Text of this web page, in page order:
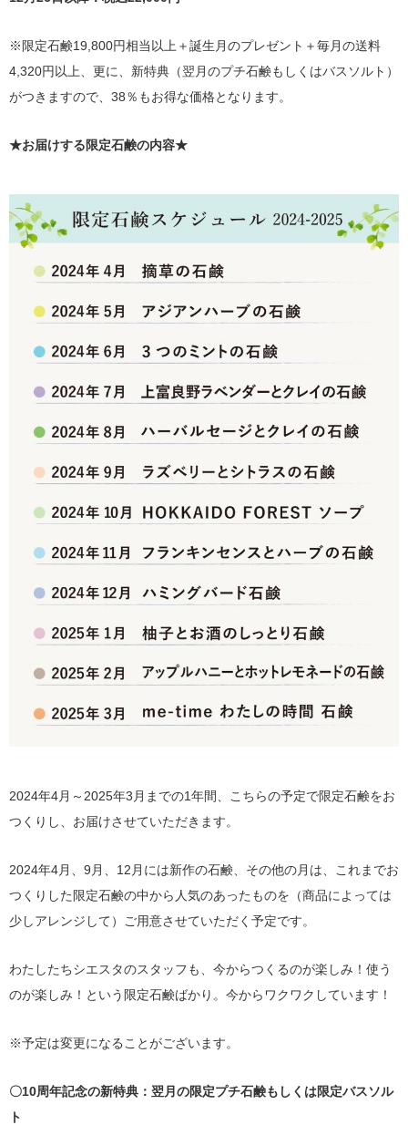
※限定石鹸19,800円相当以上＋誕生月のプレゼント＋毎月の送料
4,320円以上、更に、新特典（翌月のプチ石鹸もしくはバスソルト）
がつきますので、38％もお得な価格となります。
★お届けする限定石鹸の内容★
2024年4月～2025年3月までの1年間、こちらの予定で限定石鹸をお
つくりし、お届けさせていただきます。
2024年4月、9月、12月には新作の石鹸、その他の月は、これまでお
つくりした限定石鹸の中から人気のあったものを（商品によっては
少しアレンジして）ご用意させていただく予定です。
わたしたちシエスタのスタッフも、今からつくるのが楽しみ！使う
のが楽しみ！という限定石鹸ばかり。今からワクワクしています！
※予定は変更になることがございます。
〇10周年記念の新特典：翌月の限定プチ石鹸もしくは限定バスソル
ト